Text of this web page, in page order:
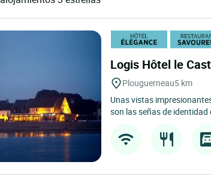
Logis Hôtel le
Plouguerneau5 km
Unas vistas
son las señas de